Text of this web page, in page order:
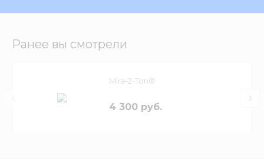
Ранее вы смотрели
Mira-2-Ton®
4 300 руб.